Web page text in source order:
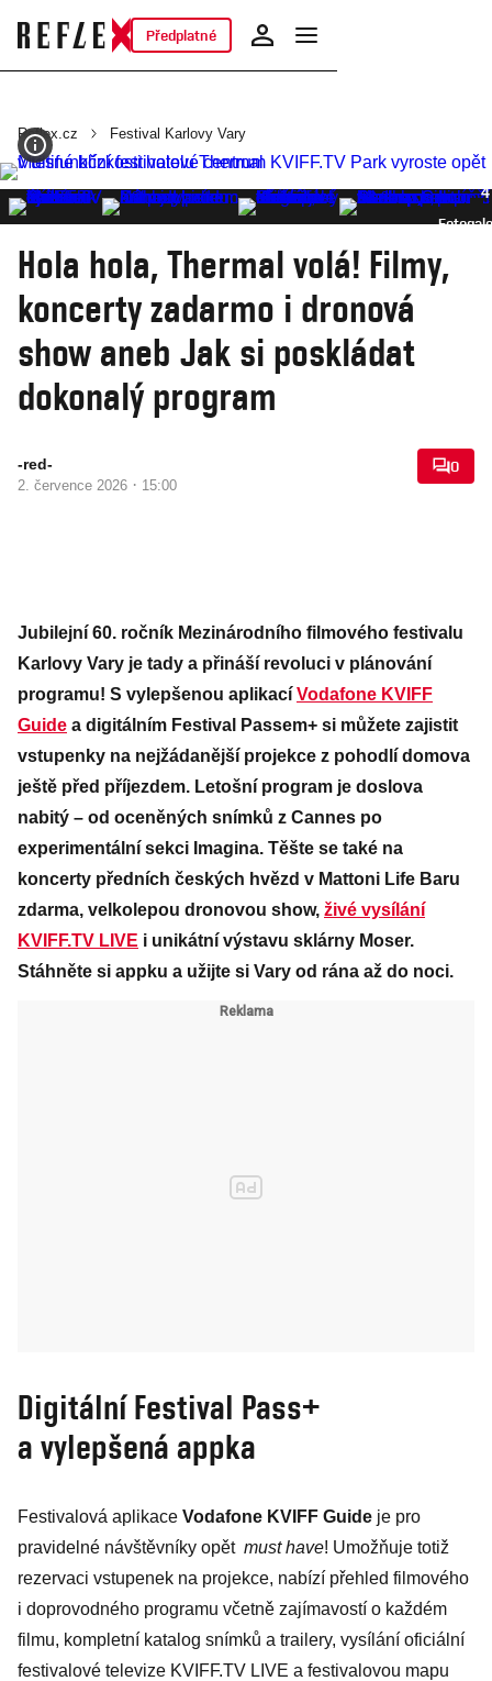
Předplatné
Reflex.cz Festival Karlovy Vary
4
Hola hola, Thermal volá! Filmy,
koncerty zadarmo i dronová
show aneb Jak si poskládat
dokonalý program
-red-
2. července 2026 · 15:00
0
Jubilejní 60. ročník Mezinárodního filmového festivalu
Karlovy Vary je tady a přináší revoluci v plánování
programu! S vylepšenou aplikací Vodafone KVIFF
Guide a digitálním Festival Passem+ si můžete zajistit
vstupenky na nejžádanější projekce z pohodlí domova
ještě před příjezdem. Letošní program je doslova
nabitý – od oceněných snímků z Cannes po
experimentální sekci Imagina. Těšte se také na
koncerty předních českých hvězd v Mattoni Life Baru
zdarma, velkolepou dronovou show, živé vysílání
KVIFF.TV LIVE i unikátní výstavu sklárny Moser.
Stáhněte si appku a užijte si Vary od rána až do noci.
Digitální Festival Pass+
a vylepšená appka
Festivalová aplikace Vodafone KVIFF Guide je pro
pravidelné návštěvníky opět must have! Umožňuje totiž
rezervaci vstupenek na projekce, nabízí přehled filmového
i doprovodného programu včetně zajímavostí o každém
filmu, kompletní katalog snímků a trailery, vysílání oficiální
festivalové televize KVIFF.TV LIVE a festivalovou mapu